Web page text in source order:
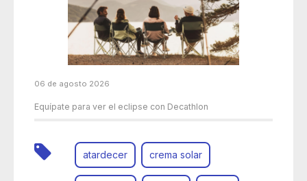
06 de agosto 2026
Equípate para ver el eclipse con Decathlon
atardecer crema solar